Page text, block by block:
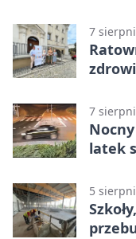
7
7
latek
5